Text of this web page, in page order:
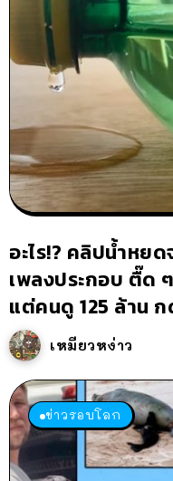
อะไร!? คลิปน้ำหย
เพลงประกอบ ตื๊ด ๆ
แต่คนดู 125 ล้าน ก
เหมียวหง่าว
ข่าวรอบโลก